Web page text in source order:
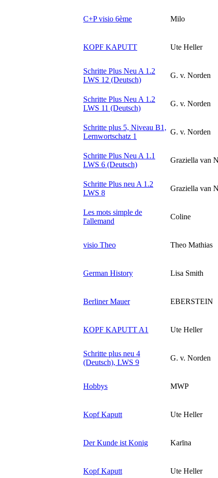
C+P visio 6ème Milo
KOPF KAPUTT Ute Heller
Schritte Plus Neu A 1.2
LWS 12 (Deutsch)
G. v. Norden
Schritte Plus Neu A 1.2
LWS 11 (Deutsch)
G. v. Norden
Schritte plus 5, Niveau B1,
Lernwortschatz 1
G. v. Norden
Schritte Plus Neu A 1.1
LWS 6 (Deutsch)
Graziella van
Schritte Plus neu A 1.2
LWS 8
Graziella van
Les mots simple de
l'allemand
Coline
visio Theo Theo Mathias
German History Lisa Smith
Berliner Mauer EBERSTEIN
KOPF KAPUTT A1 Ute Heller
Schritte plus neu 4
(Deutsch), LWS 9
G. v. Norden
Hobbys MWP
Kopf Kaputt Ute Heller
Der Kunde ist Konig Karīna
Kopf Kaputt Ute Heller